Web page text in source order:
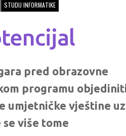
STUDIJ INFORMATIKE
pred obrazovne
programu
umjetničke vještine uz
više tome